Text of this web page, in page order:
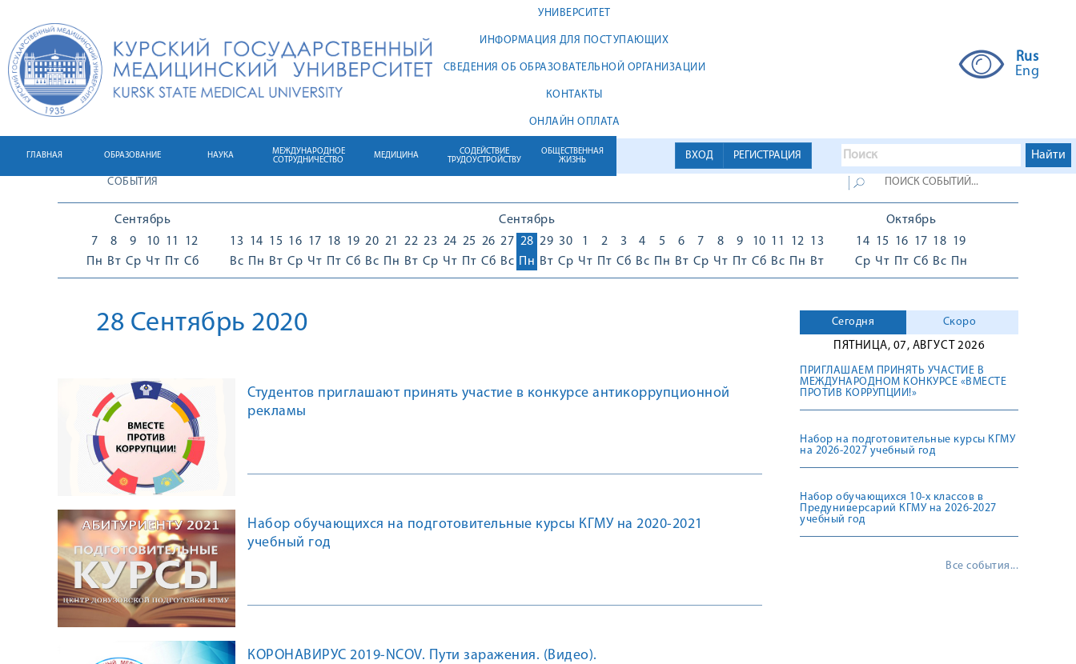
УНИВЕРСИТЕТ
ИНФОРМАЦИЯ ДЛЯ ПОСТУПАЮЩИХ
СВЕДЕНИЯ ОБ ОБРАЗОВАТЕЛЬНОЙ ОРГАНИЗАЦИИ
КОНТАКТЫ
ОНЛАЙН ОПЛАТА
Rus
Eng
ВХОД РЕГИСТРАЦИЯ
ГЛАВНАЯ ОБРАЗОВАНИЕ НАУКА
МЕЖДУНАРОДНОЕ
СОТРУДНИЧЕСТВО
МЕДИЦИНА
СОДЕЙСТВИЕ
ТРУДОУСТРОЙСТВУ
ОБЩЕСТВЕННАЯ
ЖИЗНЬ
СОБЫТИЯ
Сентябрь
7
Пн
8
Вт
9
Ср
10
Чт
11
Пт
12
Сб
Сентябрь
13
Вс
14
Пн
15
Вт
16
Ср
17
Чт
18
Пт
19
Сб
20
Вс
21
Пн
22
Вт
23
Ср
24
Чт
25
Пт
26
Сб
27
Вс
28
Пн
29
Вт
30
Ср
1
Чт
2
Пт
3
Сб
4
Вс
5
Пн
6
Вт
7
Ср
8
Чт
9
Пт
10
Сб
11
Вс
12
Пн
13
Вт
Октябрь
14
Ср
15
Чт
16
Пт
17
Сб
18
Вс
19
Пн
28 Сентябрь 2020
Студентов приглашают принять участие в конкурсе антикоррупционной
рекламы
Набор обучающихся на подготовительные курсы КГМУ на 2020-2021
учебный год
КОРОНАВИРУС 2019-NCOV. Пути заражения. (Видео).
Сегодня
Скоро
ПЯТНИЦА, 07, АВГУСТ 2026
ПРИГЛАШАЕМ ПРИНЯТЬ УЧАСТИЕ В
МЕЖДУНАРОДНОМ КОНКУРСЕ «ВМЕСТЕ
ПРОТИВ КОРРУПЦИИ!»
Набор на подготовительные курсы КГМУ
на 2026-2027 учебный год
Набор обучающихся 10-х классов в
Предуниверсарий КГМУ на 2026-2027
учебный год
Все события...